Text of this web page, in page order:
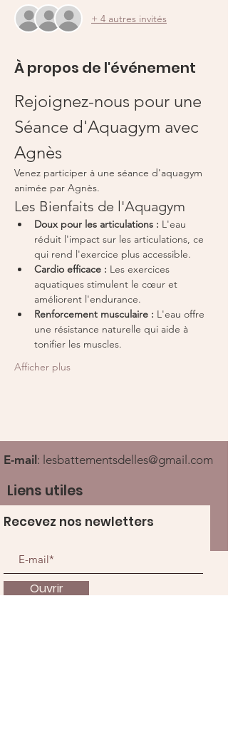
+ 4 autres invités
À propos de l'événement
Rejoignez-nous pour une
Séance d'Aquagym avec
Agnès
Venez participer à une séance d'aquagym
animée par Agnès.
Les Bienfaits de l'Aquagym
Doux pour les articulations : L'eau
réduit l'impact sur les articulations, ce
qui rend l'exercice plus accessible.
Cardio efficace : Les exercices
aquatiques stimulent le cœur et
améliorent l'endurance.
Renforcement musculaire : L'eau offre
une résistance naturelle qui aide à
tonifier les muscles.
Afficher plus
E-mail : lesbattementsdelles@gmail.com
Liens utiles
Recevez nos newletters
Ouvrir